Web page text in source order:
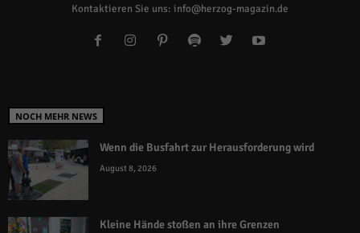
Kontaktieren Sie uns: info@herzog-magazin.de
NOCH MEHR NEWS
Wenn die Busfahrt zur Herausforderung wird
August 8, 2026
Kleine Hände stoßen an ihre Grenzen